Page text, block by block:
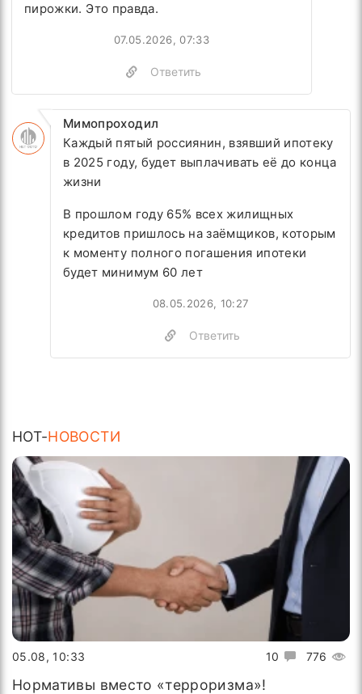
пирожки. Это правда.
Ответить
07.05.2026, 07:33
Мимопроходил
Каждый пятый россиянин, взявший ипотеку
в 2025 году, будет выплачивать её до конца
жизни
В прошлом году 65% всех жилищных
кредитов пришлось на заёмщиков, которым
к моменту полного погашения ипотеки
будет минимум 60 лет
08.05.2026, 10:27
Ответить
HOT-НОВОСТИ
10 776
05.08, 10:33
Нормативы вместо «терроризма»!